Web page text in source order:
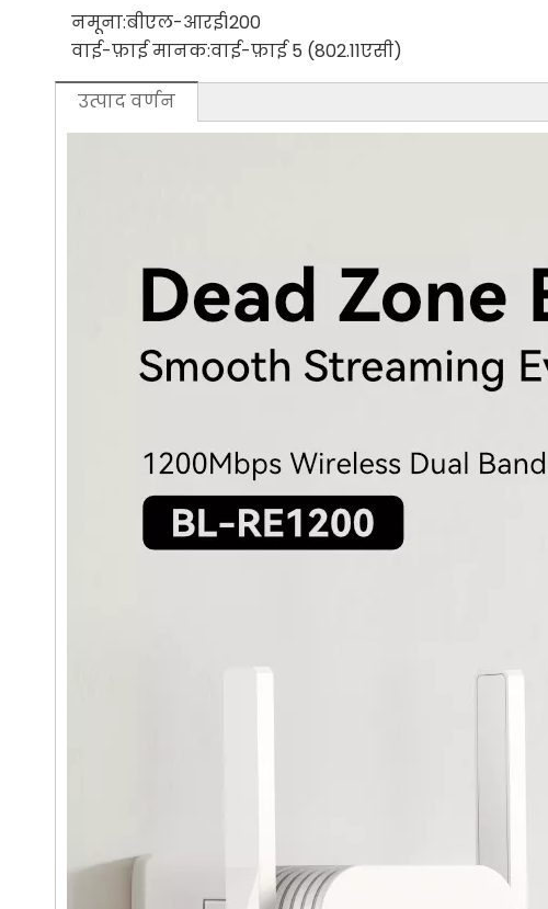
नमूना:बीएल-आरई1200
वाई-फ़ाई मानक:वाई-फ़ाई 5 (802.11एसी)
उत्पाद वर्णन